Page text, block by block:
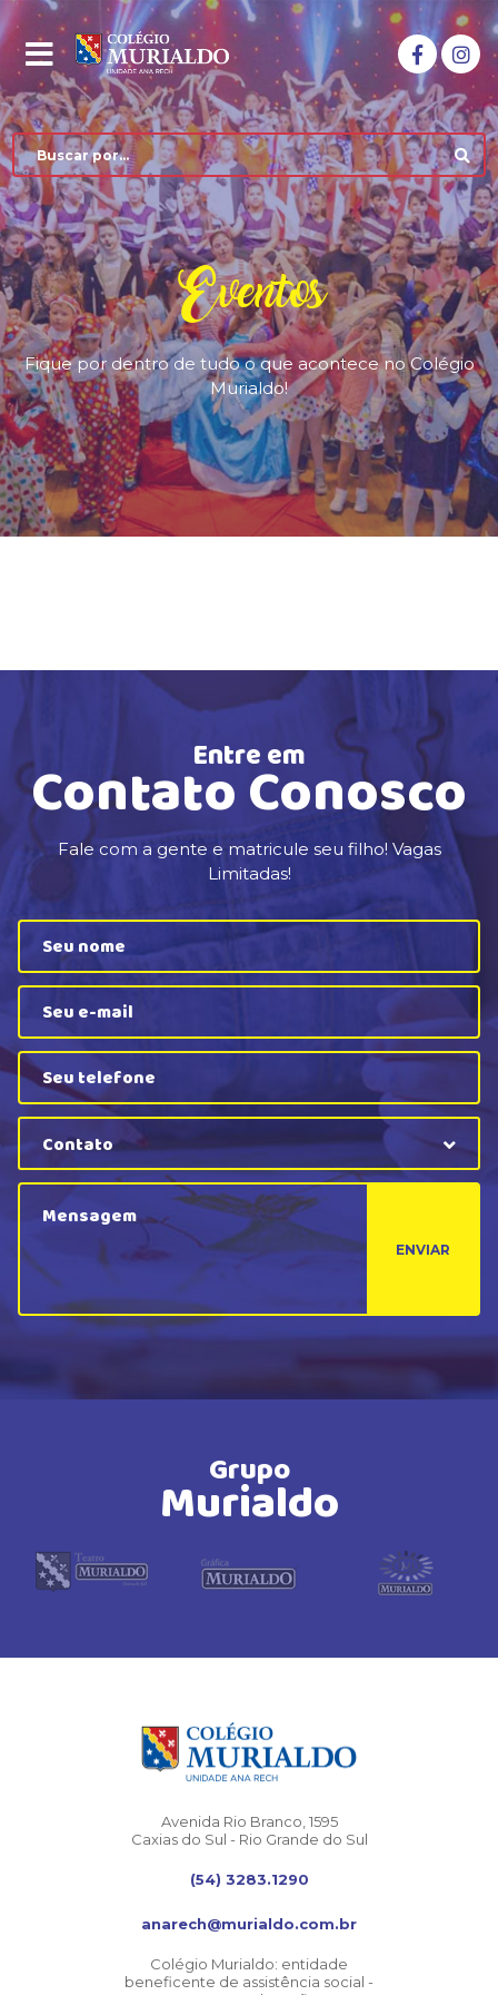
COLÉGIO MURIALDO
NÍVEIS DE ENSINO
PROGRAMA BILÍNGUE
GUIA DA FAMÍLIA
BOLETOS BANCÁRIOS
Eventos
Fique por dentro de tudo o que acontece no Colégio
Murialdo!
Entre em
Contato Conosco
Fale com a gente e matricule seu filho! Vagas
Limitadas!
Contato
ENVIAR
Grupo
Murialdo
Avenida Rio Branco, 1595
Caxias do Sul - Rio Grande do Sul
(54) 3283.1290
anarech@murialdo.com.br
Colégio Murialdo: entidade
beneficente de assistência social -